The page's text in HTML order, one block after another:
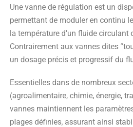
Une vanne de régulation est un
permettant de moduler en continu
la température d’un fluide
Contrairement aux vannes dites
un dosage précis et progressif du
Essentielles dans de nombreux
(agroalimentaire, chimie, énergie,
vannes maintiennent les
plages définies, assurant ainsi